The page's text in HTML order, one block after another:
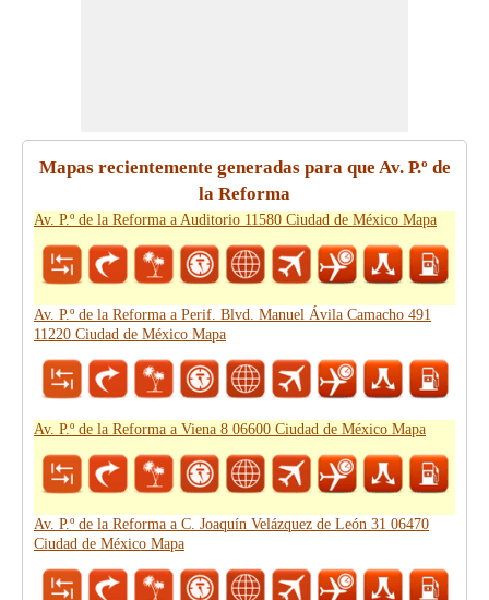
Mapas recientemente generadas para que Av. P.º de
la Reforma
Av. P.º de la Reforma a Auditorio 11580 Ciudad de México Mapa
Av. P.º de la Reforma a Perif. Blvd. Manuel Ávila Camacho 491
11220 Ciudad de México Mapa
Av. P.º de la Reforma a Viena 8 06600 Ciudad de México Mapa
Av. P.º de la Reforma a C. Joaquín Velázquez de León 31 06470
Ciudad de México Mapa